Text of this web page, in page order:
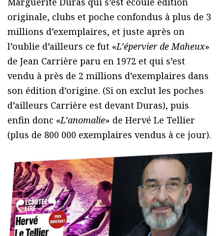
originale, clubs et poche confondus à plus de 3
millions d’exemplaires, et juste après on
l’oublie d’ailleurs ce fut «L’épervier de Maheux»
de Jean Carrière paru en 1972 et qui s’est
vendu à près de 2 millions d’exemplaires dans
son édition d’origine. (Si on exclut les poches
d’ailleurs Carrière est devant Duras), puis
enfin donc «L’anomalie» de Hervé Le Tellier
(plus de 800 000 exemplaires vendus à ce jour).